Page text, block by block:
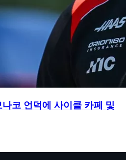
코 언덕에 사이클 카페 및